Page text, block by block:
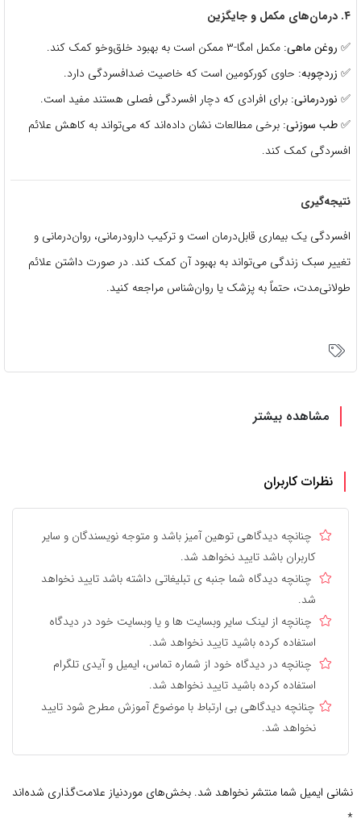
۴. درمان‌های مکمل و جایگزین
✅ روغن ماهی: مکمل امگا-۳ ممکن است به بهبود خلق‌وخو کمک کند.
✅ زردچوبه: حاوی کورکومین است که خاصیت ضدافسردگی دارد.
✅ نوردرمانی: برای افرادی که دچار افسردگی فصلی هستند مفید است.
✅طب سوزنی: برخی مطالعات نشان داده‌اند که می‌تواند به کاهش علائم
افسردگی کمک کند.
نتیجه‌گیری
افسردگی یک بیماری قابل‌درمان است و ترکیب دارودرمانی، روان‌درمانی و
تغییر سبک زندگی می‌تواند به بهبود آن کمک کند. در صورت داشتن علائم
طولانی‌مدت، حتماً به پزشک یا روان‌شناس مراجعه کنید.
مشاهده بیشتر
نظرات کاربران
چنانچه دیدگاهی توهین آمیز باشد و متوجه نویسندگان و سایر
کاربران باشد تایید نخواهد شد.
چنانچه دیدگاه شما جنبه ی تبلیغاتی داشته باشد تایید نخواهد
شد.
چنانچه از لینک سایر وبسایت ها و یا وبسایت خود در دیدگاه
استفاده کرده باشید تایید نخواهد شد.
چنانچه در دیدگاه خود از شماره تماس، ایمیل و آیدی تلگرام
استفاده کرده باشید تایید نخواهد شد.
چنانچه دیدگاهی بی ارتباط با موضوع آموزش مطرح شود تایید
نخواهد شد.
نشانی ایمیل شما منتشر نخواهد شد. بخش‌های موردنیاز علامت‌گذاری شده‌اند